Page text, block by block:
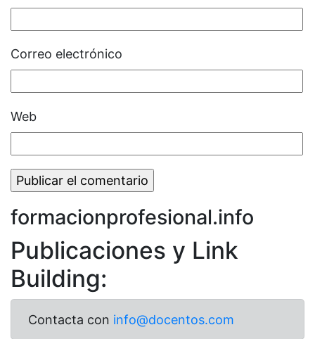
Correo electrónico
Web
formacionprofesional.info
Publicaciones y Link
Building:
Contacta con info@docentos.com